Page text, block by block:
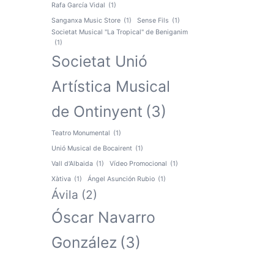
Rafa García Vidal (1)
Sanganxa Music Store (1) Sense Fils (1)
Societat Musical "La Tropical" de Beniganim
(1)
Societat Unió
Artística Musical
de Ontinyent (3)
Teatro Monumental (1)
Unió Musical de Bocairent (1)
Vall d'Albaida (1) Vídeo Promocional (1)
Xàtiva (1) Ángel Asunción Rubio (1)
Ávila (2)
Óscar Navarro
González (3)